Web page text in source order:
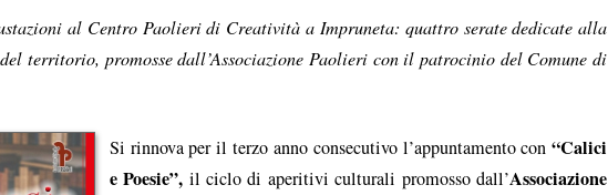
al Centro Paolieri di Creatività a Impruneta: quattro serate dedicate alla
territorio, promosse dall’Associazione Paolieri con il patrocinio del Comune di
Si rinnova per il terzo anno consecutivo l’appuntamento con“Calici
e Poesie”, il ciclo di aperitivi culturali promosso dall’Associazione